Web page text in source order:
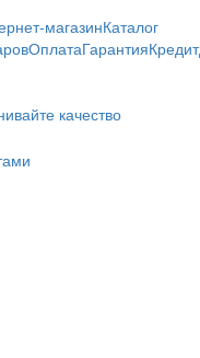
магазинКаталог
ОплатаГарантияКредит